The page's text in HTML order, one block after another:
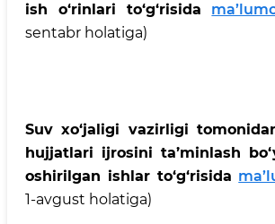
ish o‘rinlari to‘g‘risida
sentabr holatiga)
Suv xo‘jaligi vazirligi
hujjatlari ijrosini ta’minlash
oshirilgan ishlar to‘g‘risida
1-avgust holatiga)